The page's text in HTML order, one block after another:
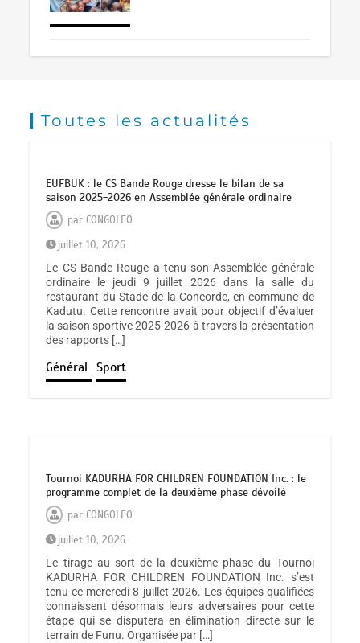
Toutes les actualités
EUFBUK : le CS Bande Rouge dresse le bilan de sa
saison 2025-2026 en Assemblée générale ordinaire
parCONGOLEO
juillet 10, 2026
Le CS Bande Rouge a tenu son Assemblée générale
ordinaire le jeudi 9 juillet 2026 dans la salle du
restaurant du Stade de la Concorde, en commune de
Kadutu. Cette rencontre avait pour objectif d’évaluer
la saison sportive 2025-2026 à travers la présentation
des rapports […]
Général Sport
Tournoi KADURHA FOR CHILDREN FOUNDATION Inc. : le
programme complet de la deuxième phase dévoilé
parCONGOLEO
juillet 10, 2026
Le tirage au sort de la deuxième phase du Tournoi
KADURHA FOR CHILDREN FOUNDATION Inc. s’est
tenu ce mercredi 8 juillet 2026. Les équipes qualifiées
connaissent désormais leurs adversaires pour cette
étape qui se disputera en élimination directe sur le
terrain de Funu. Organisée par […]